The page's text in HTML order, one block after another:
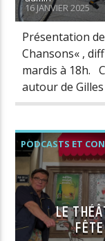
16 JANVIER 2025
Présentation
Chansons« ,
mardis à 18h.
autour de Gilles
PODCASTS ET
LE